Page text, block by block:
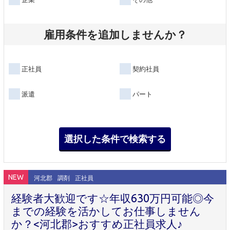
雇用条件を追加しませんか？
正社員 契約社員
派遣 パート
NEW 河北郡 調剤 正社員
経験者大歓迎です☆年収630万円可能◎今
までの経験を活かしてお仕事しません
か？<河北郡>おすすめ正社員求人♪